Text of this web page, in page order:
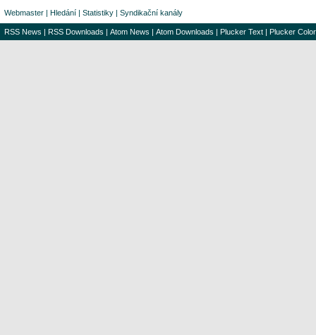
Webmaster | Hledání | Statistiky | Syndikační kanály
RSS News | RSS Downloads | Atom News | Atom Downloads | Plucker Text | Plucker Color